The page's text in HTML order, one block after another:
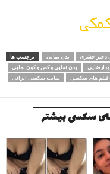
کمکی
برچسب ها بدن نمایی دختر حشری
بدن نمایی و کص و کون نمایی
سایت سکسی ایرانی
فیلم های سکسی
سکسی بیشتر